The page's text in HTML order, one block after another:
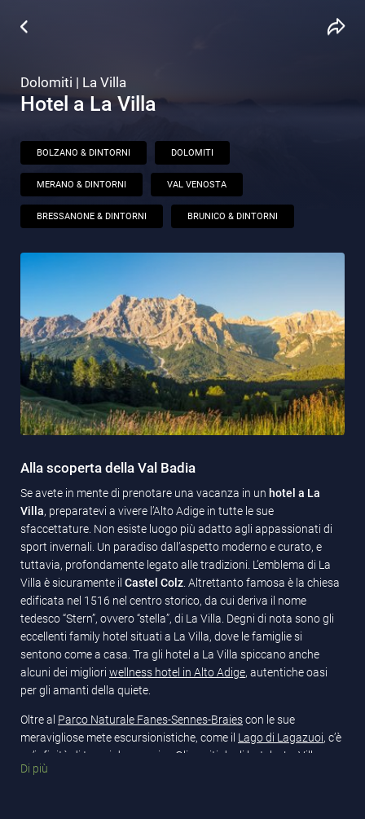
Dolomiti | La Villa
Hotel a La Villa
BOLZANO & DINTORNI DOLOMITI
MERANO & DINTORNI VAL VENOSTA
BRESSANONE & DINTORNI BRUNICO & DINTORNI
Alla scoperta della Val Badia
Se avete in mente di prenotare una vacanza in un hotel a La
Villa, preparatevi a vivere l’Alto Adige in tutte le sue
sfaccettature. Non esiste luogo più adatto agli appassionati di
sport invernali. Un paradiso dall’aspetto moderno e curato, e
tuttavia, profondamente legato alle tradizioni. L’emblema di La
Villa è sicuramente il Castel Colz . Altrettanto famosa è la chiesa
edificata nel 1516 nel centro storico, da cui deriva il nome
tedesco “Stern”, ovvero “stella”, di La Villa. Degni di nota sono gli
eccellenti family hotel situati a La Villa, dove le famiglie si
sentono come a casa. Tra gli hotel a La Villa spiccano anche
alcuni dei migliori wellness hotel in Alto Adige, autentiche oasi
per gli amanti della quiete.
Oltre al Parco Naturale Fanes-Sennes-Braiescon le sue
meravigliose mete escursionistiche, come il Lago di Lagazuoi, c’è
un’infinità di tesori da scoprire. Gli ospiti degli hotel a La Villa e
degliappartamenti vacanze in Alto Adige
Di più